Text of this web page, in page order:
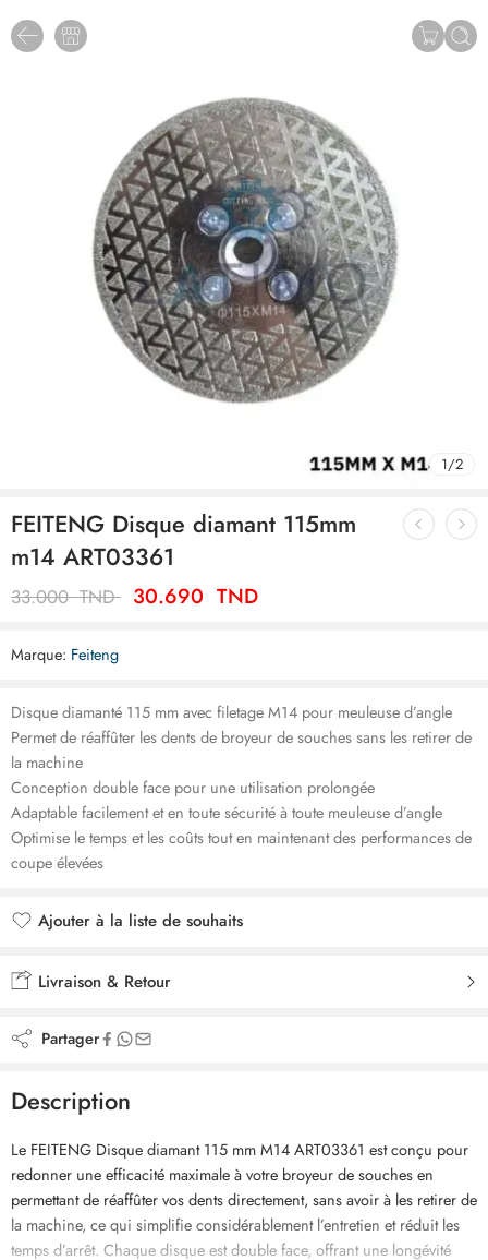
1/2
FEITENG Disque diamant 115mm
m14 ART03361
33.000TND 30.690 TND
Marque: Feiteng
Disque diamanté 115 mm avec filetage M14 pour meuleuse d’angle
Permet de réaffûter les dents de broyeur de souches sans les retirer de
la machine
Conception double face pour une utilisation prolongée
Adaptable facilement et en toute sécurité à toute meuleuse d’angle
Optimise le temps et les coûts tout en maintenant des performances de
coupe élevées
Ajouter à la liste de souhaits
Livraison & Retour
Partager
Description
Le FEITENG Disque diamant 115 mm M14 ART03361 est conçu pour
redonner une efficacité maximale à votre broyeur de souches en
permettant de réaffûter vos dents directement, sans avoir à les retirer de
la machine, ce qui simplifie considérablement l’entretien et réduit les
temps d’arrêt. Chaque disque est double face, offrant une longévité